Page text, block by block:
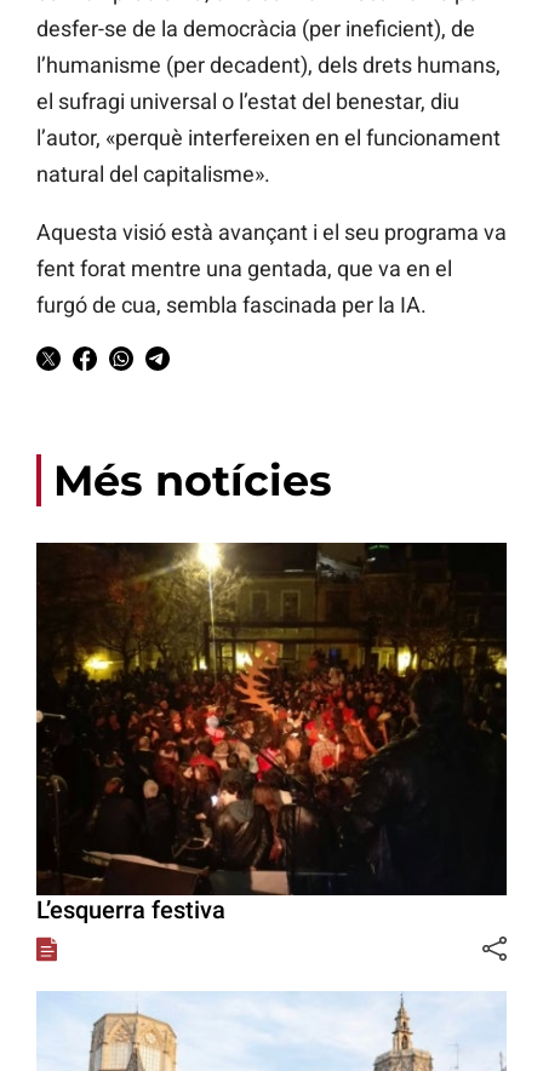
desfer-se de la democràcia (per ineficient), de
l’humanisme (per decadent), dels drets humans,
el sufragi universal o l’estat del benestar, diu
l’autor, «perquè interfereixen en el funcionament
natural del capitalisme».
Aquesta visió està avançant i el seu programa va
fent forat mentre una gentada, que va en el
furgó de cua, sembla fascinada per la IA.
Més notícies
L’esquerra festiva